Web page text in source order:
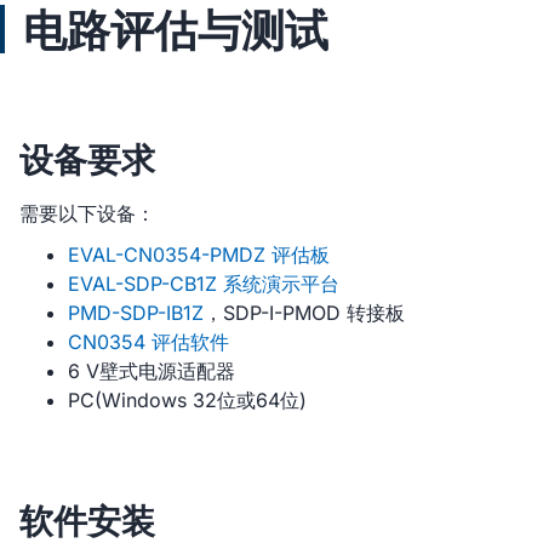
电路评估与测试
设备要求
需要以下设备：
EVAL-CN0354-PMDZ 评估板
EVAL-SDP-CB1Z 系统演示平台
PMD-SDP-IB1Z ，SDP-I-PMOD 转接板
CN0354 评估软件
6 V壁式电源适配器
PC(Windows 32位或64位)
软件安装